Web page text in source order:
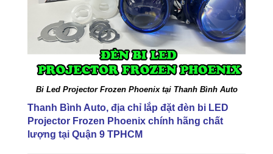
Bi Led Projector Frozen Phoenix tại Thanh Bình Auto
Thanh Bình Auto, địa chỉ lắp đặt đèn bi LED
Projector Frozen Phoenix chính hãng chất
lượng tại Quận 9 TPHCM